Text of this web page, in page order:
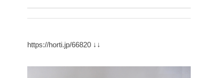
https://horti.jp/66820 ↓↓